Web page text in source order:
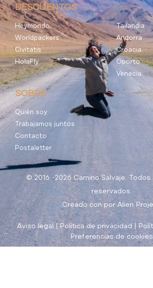
DESCUENTOS
Heymondo
Worldpackers
Civitatis
HolaFly
Tailandia
Andorra
Croacia
Oporto
Venecia
SOBRE
Quién soy
Trabajamos juntos
Contacto
Postaletter
© 2016 -2026 Camino Salvaje.
reservados.
Creado con por Alien
Aviso legal| Política de privacidad |
Preferencias de cookies